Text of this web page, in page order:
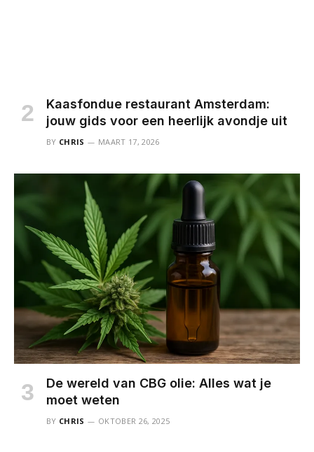
Kaasfondue restaurant Amsterdam:
jouw gids voor een heerlijk avondje uit
BY CHRIS MAART 17, 2026
De wereld van CBG olie: Alles wat je
moet weten
BY CHRIS OKTOBER 26, 2025